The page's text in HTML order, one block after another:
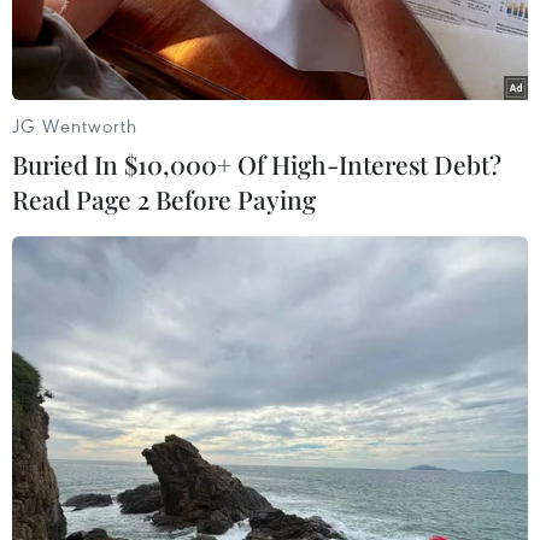
thảm kịch Titan và vụ chìm tàu Titanic định mệnh
năm 1912" và chỉ ra lỗi thiết kế về cấu tạo của
Titan.
Đạo diễn James Cameron lần đầu tiên phát biểu về vụ tai nạn
JG Wentworth
Buried In $10,000+ Of High-Interest Debt?
Read Page 2 Before Paying